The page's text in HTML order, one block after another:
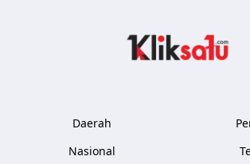
Daerah
Nasional